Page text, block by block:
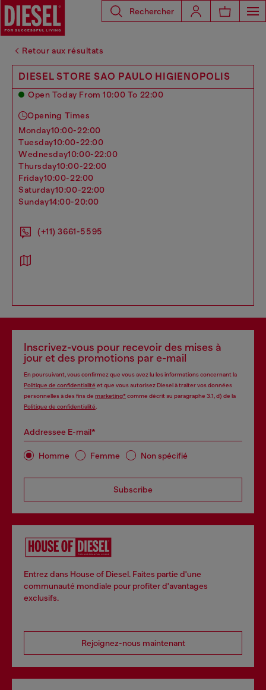
Rechercher
Retour aux résultats
DIESEL STORE SAO PAULO HIGIENOPOLIS
Open Today From 10:00 To 22:00
Opening Times
monday10:00-22:00
tuesday10:00-22:00
wednesday10:00-22:00
thursday10:00-22:00
friday10:00-22:00
saturday10:00-22:00
sunday14:00-20:00
(+11) 3661-5595
Inscrivez-vous pour recevoir des mises à
jour et des promotions par e-mail
En poursuivant, vous confirmez que vous avez lu les informations concernant la
Politique de confidentialité et que vous autorisez Diesel à traiter vos données
personnelles à des fins de marketing*comme décrit au paragraphe 3.1, d) de la
Politique de confidentialité
Addressee E-mail*
Homme Femme Non spécifié
Subscribe
Entrez dans House of Diesel. Faites partie d'une
communauté mondiale pour profiter d'avantages
exclusifs.
Rejoignez-nous maintenant